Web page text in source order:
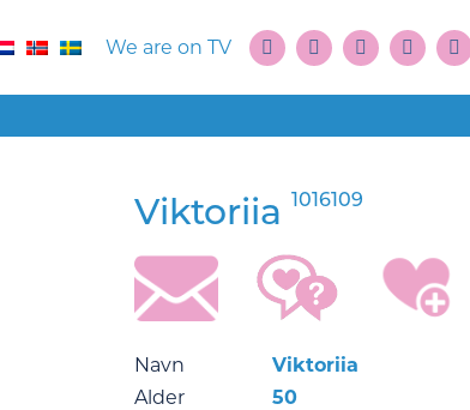
We are on TV
Viktoriia 1016109
Navn
Viktoriia
Alder
50